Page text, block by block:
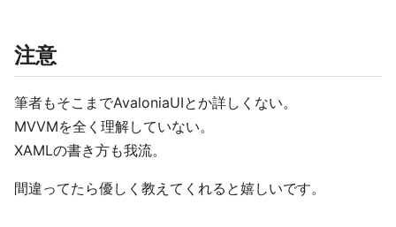
注意
筆者もそこまでAvaloniaUIとか詳しくない。
MVVMを全く理解していない。
XAMLの書き方も我流。
間違ってたら優しく教えてくれると嬉しいです。